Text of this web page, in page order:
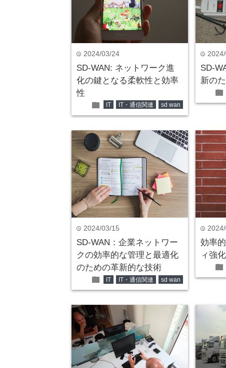
time 2024/03/24
SD-WAN: ネットワーク進
化の鍵となる柔軟性と効率
性
folder IT IT・通信関連 sd wan
time
SD-
新の
folder
time 2024/03/15
SD-WAN：企業ネットワー
クの効率的な管理と最適化
のための革新的な技術
folder IT IT・通信関連 sd wan
time
効率
ィ強
folder